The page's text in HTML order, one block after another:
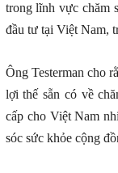
trong lĩnh vực chăm
đầu tư tại Việt Nam,
Ông Testerman cho
lợi thế sẵn có về
cấp cho Việt Nam
sóc sức khỏe cộng